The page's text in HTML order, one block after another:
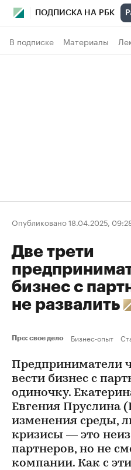
ПОДПИСКА НА РБК
В подписке Материалы
Опубликовано 18.04.2025,
Две трети
бизнес с
не развалить
Про: свое дело Бизнес-опыт
Предприниматели
вести бизнес с
одиночку.
Евгения Пруслина
изменения среды,
кризисы — это
партнеров, но не
компании. Как с